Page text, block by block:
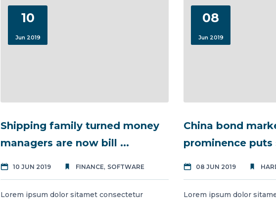
10
Jun 2019
Shipping family turned money
managers are now bill ...
10 JUN 2019 FINANCE, SOFTWARE
Lorem ipsum dolor sitamet consectetur
08
Jun 2019
China bond
prominence
08 JUN 2019
Lorem ipsum dolor